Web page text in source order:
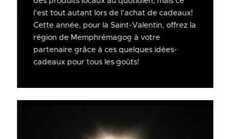
l’est tout autant lors de l’achat de cadeaux!
Cette année, pour la Saint-Valentin, offrez la
région de Memphrémagog à votre
partenaire grâce à ces quelques idées-
cadeaux pour tous les goûts!